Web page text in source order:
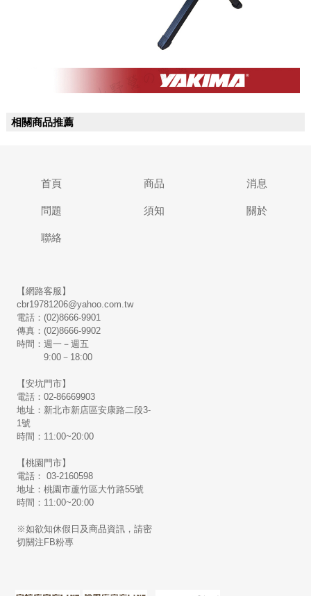
相關商品推薦
首頁 商品 消息
問題 須知 關於
聯絡
【網路客服】
cbr19781206@yahoo.com.tw
電話：(02)8666-9901
傳真：(02)8666-9902
時間：週一－週五
9:00－18:00
【安坑門市】
電話：02-86669903
地址：新北市新店區安康路二段3-
1號
時間：11:00~20:00
【桃園門市】
電話： 03-2160598
地址：桃園市蘆竹區大竹路55號
時間：11:00~20:00
※如欲知休假日及商品資訊，請密
切關注FB粉專